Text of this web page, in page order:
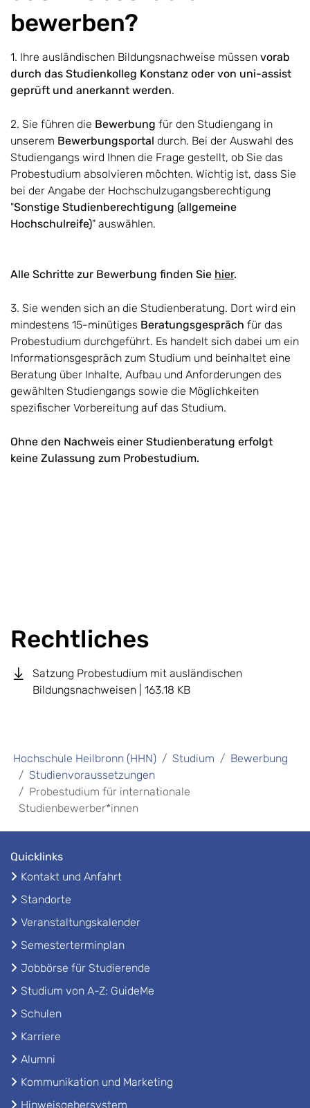
bewerben?
1. Ihre ausländischen Bildungsnachweise müssen vorab
durch das Studienkolleg Konstanz oder von uni-assist
geprüft und anerkannt werden.
2. Sie führen die Bewerbung für den Studiengang in
unserem Bewerbungsportal durch. Bei der Auswahl des
Studiengangs wird Ihnen die Frage gestellt, ob Sie das
Probestudium absolvieren möchten. Wichtig ist, dass Sie
bei der Angabe der Hochschulzugangsberechtigung
"Sonstige Studienberechtigung (allgemeine
Hochschulreife)" auswählen.
Alle Schritte zur Bewerbung finden Sie hier.
3. Sie wenden sich an die Studienberatung. Dort wird ein
mindestens 15-minütiges Beratungsgespräch für das
Probestudium durchgeführt. Es handelt sich dabei um ein
Informationsgespräch zum Studium und beinhaltet eine
Beratung über Inhalte, Aufbau und Anforderungen des
gewählten Studiengangs sowie die Möglichkeiten
spezifischer Vorbereitung auf das Studium.
Ohne den Nachweis einer Studienberatung erfolgt
keine Zulassung zum Probestudium.
Rechtliches
Satzung Probestudium mit ausländischen
Bildungsnachweisen | 163.18 KB
Hochschule Heilbronn (HHN) Studium
Bewerbung
Studienvoraussetzungen
Probestudium für internationale
Studienbewerber*innen
Quicklinks
Kontakt und Anfahrt
Standorte
Veranstaltungskalender
Semesterterminplan
Jobbörse für Studierende
Studium von A-Z: GuideMe
Schulen
Karriere
Alumni
Kommunikation und Marketing
Hinweisgebersystem